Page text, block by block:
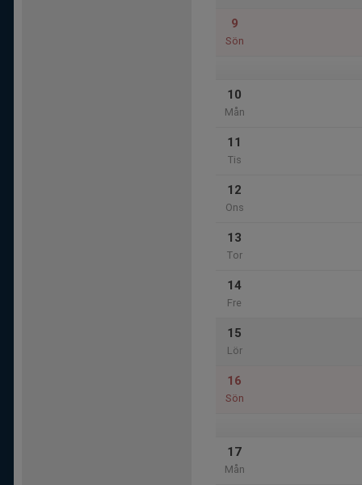
9
Sön
10
Mån
11
Tis
12
Ons
13
Tor
14
Fre
15
Lör
16
Sön
17
Mån